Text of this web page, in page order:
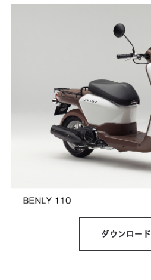
ダウンロード